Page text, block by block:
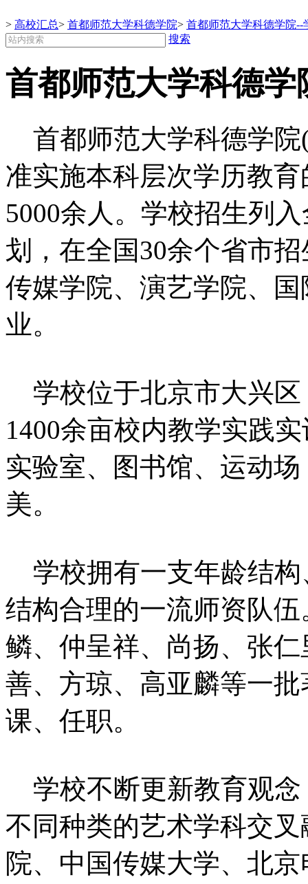
> 高校汇总> 首都师范大学科德学院> 首都师范大学科德学院--
搜索
首都师范大学科德学
首都师范大学科德学院
准实施本科层次学历教
5000余人。学校招生列
划，在全国30余个省市
传媒学院、演艺学院、
业。
学校位于北京市大兴区
1400余亩校内教学实践
实验室、图书馆、运动
美。
学校拥有一支年龄结构
结构合理的一流师资队
鳞、仲呈祥、尚扬、张
善、方琼、高亚麟等一
课、任职。
学校不断更新教育观念
不同种类的艺术学科交
院、中国传媒大学、北